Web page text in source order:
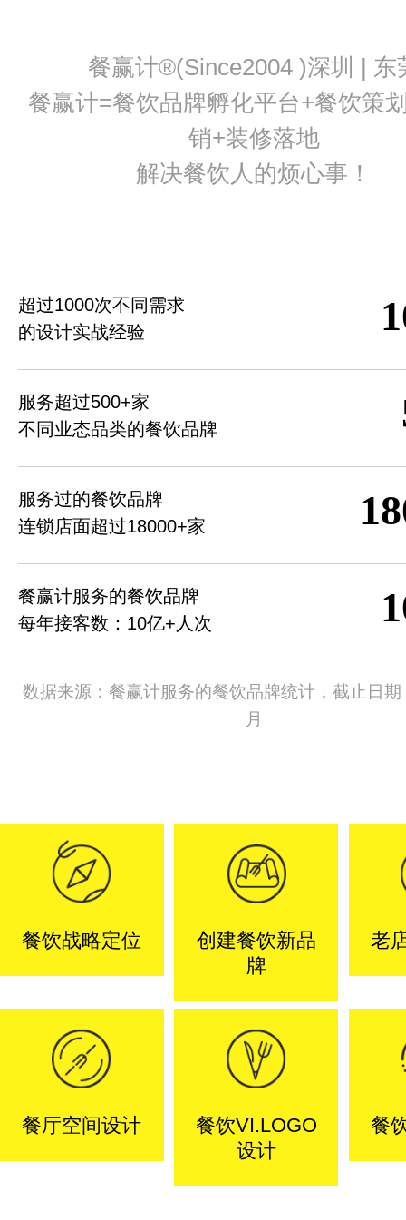
餐赢计®(Since2004 )深圳 | 东
餐赢计=餐饮品牌孵化平台+餐饮策
销+装修落地
解决餐饮人的烦心事！
超过1000次不同需求
的设计实战经验
服务超过500+家
不同业态品类的餐饮品牌
服务过的餐饮品牌
连锁店面超过18000+家
餐赢计服务的餐饮品牌
每年接客数：10亿+人次
数据来源：餐赢计服务的餐饮品牌统计，截止日
月
餐饮战略定位
创建餐饮新品
牌
老
餐厅空间设计
餐饮VI.LOGO
设计
餐